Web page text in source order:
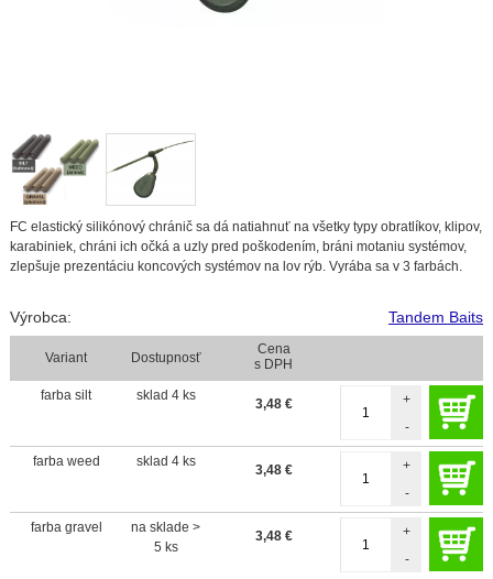
FC elastický silikónový chránič sa dá natiahnuť na všetky typy obratlíkov, klipov,
karabiniek, chráni ich očká a uzly pred poškodením, bráni motaniu systémov,
zlepšuje prezentáciu koncových systémov na lov rýb. Vyrába sa v 3 farbách.
Výrobca: Tandem Baits
Variant Dostupnosť
Cena
s DPH
farba silt
sklad 4 ks
3,48 €
-
+
farba weed sklad 4 ks
3,48 €
-
+
farba gravel
na sklade >
5 ks
3,48 €
-
+